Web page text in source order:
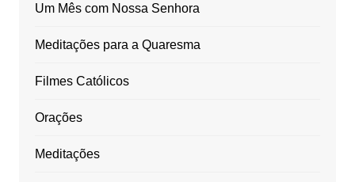
Um Mês com Nossa Senhora
Meditações para a Quaresma
Filmes Católicos
Orações
Meditações